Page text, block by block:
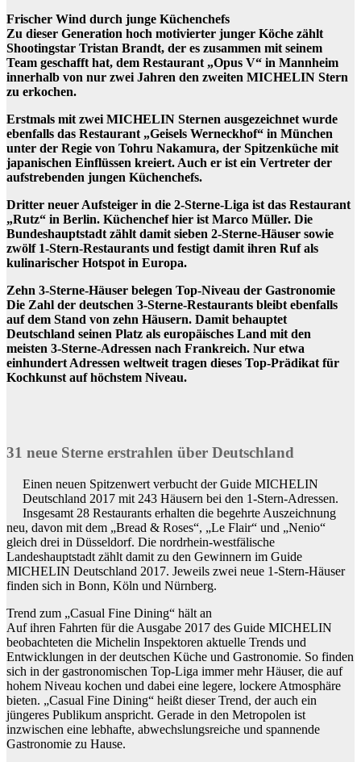
Frischer Wind durch junge Küchenchefs
Zu dieser Generation hoch motivierter junger Köche zählt
Shootingstar Tristan Brandt, der es zusammen mit seinem
Team geschafft hat, dem Restaurant „Opus V“ in Mannheim
innerhalb von nur zwei Jahren den zweiten MICHELIN Stern
zu erkochen.
Erstmals mit zwei MICHELIN Sternen ausgezeichnet wurde
ebenfalls das Restaurant „Geisels Werneckhof“ in München
unter der Regie von Tohru Nakamura, der Spitzenküche mit
japanischen Einflüssen kreiert. Auch er ist ein Vertreter der
aufstrebenden jungen Küchenchefs.
Dritter neuer Aufsteiger in die 2-Sterne-Liga ist das Restaurant
„Rutz“ in Berlin. Küchenchef hier ist Marco Müller. Die
Bundeshauptstadt zählt damit sieben 2-Sterne-Häuser sowie
zwölf 1-Stern-Restaurants und festigt damit ihren Ruf als
kulinarischer Hotspot in Europa.
Zehn 3-Sterne-Häuser belegen Top-Niveau der Gastronomie
Die Zahl der deutschen 3-Sterne-Restaurants bleibt ebenfalls
auf dem Stand von zehn Häusern. Damit behauptet
Deutschland seinen Platz als europäisches Land mit den
meisten 3-Sterne-Adressen nach Frankreich. Nur etwa
einhundert Adressen weltweit tragen dieses Top-Prädikat für
Kochkunst auf höchstem Niveau.
31 neue Sterne erstrahlen über Deutschland
Einen neuen Spitzenwert verbucht der Guide MICHELIN
Deutschland 2017 mit 243 Häusern bei den 1-Stern-Adressen.
Insgesamt 28 Restaurants erhalten die begehrte Auszeichnung
neu, davon mit dem „Bread & Roses“, „Le Flair“ und „Nenio“
gleich drei in Düsseldorf. Die nordrhein-westfälische
Landeshauptstadt zählt damit zu den Gewinnern im Guide
MICHELIN Deutschland 2017. Jeweils zwei neue 1-Stern-Häuser
finden sich in Bonn, Köln und Nürnberg.
Trend zum „Casual Fine Dining“ hält an
Auf ihren Fahrten für die Ausgabe 2017 des Guide MICHELIN
beobachteten die Michelin Inspektoren aktuelle Trends und
Entwicklungen in der deutschen Küche und Gastronomie. So finden
sich in der gastronomischen Top-Liga immer mehr Häuser, die auf
hohem Niveau kochen und dabei eine legere, lockere Atmosphäre
bieten. „Casual Fine Dining“ heißt dieser Trend, der auch ein
jüngeres Publikum anspricht. Gerade in den Metropolen ist
inzwischen eine lebhafte, abwechslungsreiche und spannende
Gastronomie zu Hause.